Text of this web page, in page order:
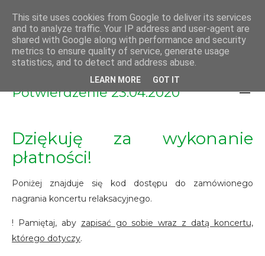
GABINET TERAPII
NATURALNYCH PAWEŁ
KLONOWSKI
Potwierdzenie 23.04.2020
Dziękuję za wykonanie
płatności!
Poniżej znajduje się kod dostępu do zamówionego
nagrania koncertu relaksacyjnego.
! Pamiętaj, aby zapisać go sobie wraz z datą koncertu,
którego dotyczy.
This site uses cookies from Google to deliver its services
and to analyze traffic. Your IP address and user-agent are
shared with Google along with performance and security
metrics to ensure quality of service, generate usage
statistics, and to detect and address abuse.
LEARN MORE GOT IT